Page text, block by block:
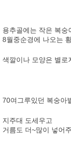
용추골에는 작은 복숭
8월중순경에 나오는
색깔이나 모양은 별로
70여그루있던 복숭아
지주대 도세우고
거름도 더~많이 넣어주